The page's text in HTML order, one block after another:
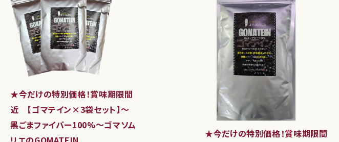
★今だけの特別価格！賞味期限間
近 【ゴマテイン×3袋セット】～
黒ごまファイバー100%～ゴマソム
★今だけの特別価格！賞味期限間